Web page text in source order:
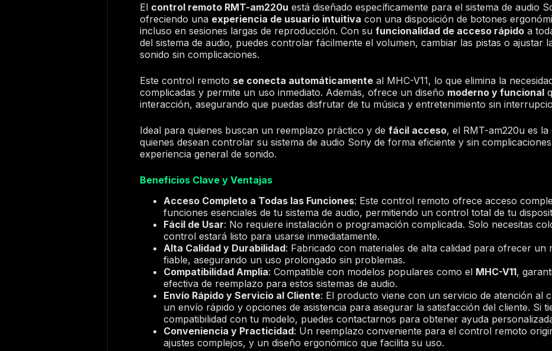
El control remoto RMT-am220u está diseñado específicamente para el sistema de audio
ofreciendo una experiencia de usuario intuitiva con una disposición de botones
incluso en sesiones largas de reproducción. Con sufuncionalidad de acceso rápido a
del sistema de audio, puedes controlar fácilmente el volumen, cambiar las pistas o ajustar
sonido sin complicaciones.
Este control remoto se conecta automáticamente al MHC-V11, lo que elimina la
complicadas y permite un uso inmediato. Además, ofrece un diseño moderno y funcional
interacción, asegurando que puedas disfrutar de tu música y entretenimiento sin
Ideal para quienes buscan un reemplazo práctico y defácil acceso, el RMT-am220u es
quienes desean controlar su sistema de audio Sony de forma eficiente y sin
experiencia general de sonido.
Beneficios Clave y Ventajas
Acceso Completo a Todas las Funciones: Este control remoto ofrece acceso
funciones esenciales de tu sistema de audio, permitiendo un control total de tu
Fácil de Usar: No requiere instalación o programación complicada. Solo necesitas
control estará listo para usarse inmediatamente.
Alta Calidad y Durabilidad: Fabricado con materiales de alta calidad para ofrecer un
fiable, asegurando un uso prolongado sin problemas.
Compatibilidad Amplia: Compatible con modelos populares como el MHC-V11,
efectiva de reemplazo para estos sistemas de audio.
Envío Rápido y Servicio al Cliente: El producto viene con un servicio de atención al
un envío rápido y opciones de asistencia para asegurar la satisfacción del cliente. Si
compatibilidad con tu modelo, puedes contactarnos para obtener ayuda
Conveniencia y Practicidad: Un reemplazo conveniente para el control remoto
ajustes complejos, y un diseño ergonómico que facilita su uso.